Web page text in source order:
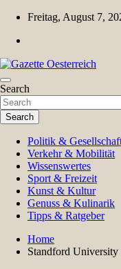
Skip
content
Freitag, August 7,
Gazette
Magazin für Freizeit,
Search
Search
Politik &
Verkehr & Mobilität
Wissenswertes
Sport & Freizeit
Kunst & Kultur
Genuss & Kulinarik
Tipps & Ratgeber
Home
Standford University